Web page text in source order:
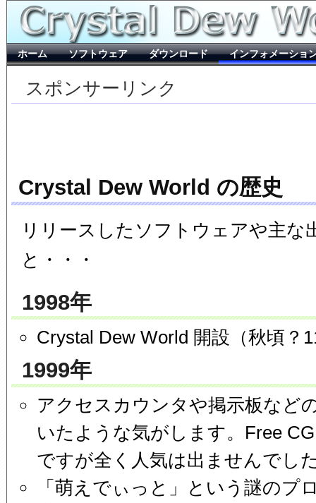
ホーム ソフトウェア ダウンロード インフォメーショ
スポンサーリンク
Crystal Dew World の歴史
リリースしたソフトウェアや主な
と・・・
1998年
Crystal Dew World 開設（秋頃？
1999年
アクセスカウンタや掲示板など
いたような気がします。Free
ですが全く人気は出ませんでし
「萌えでぃっと」という謎のプ